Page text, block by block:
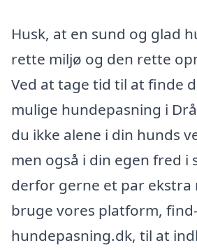
Husk, at en sund og glad
rette miljø og den rette
Ved at tage tid til at finde
mulige hundepasning i
du ikke alene i din hunds
men også i din egen fred i
derfor gerne et par
bruge vores platform, find-
hundepasning.dk, til at